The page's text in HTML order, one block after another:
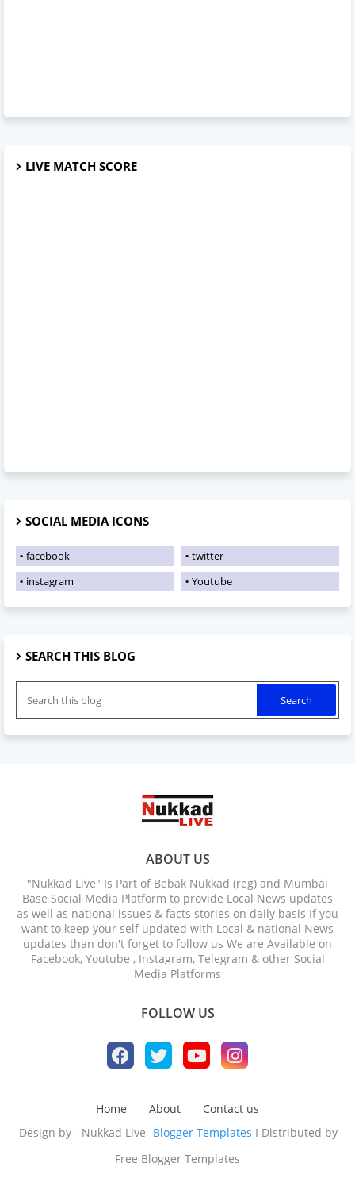
LIVE MATCH SCORE
SOCIAL MEDIA ICONS
facebook
twitter
instagram
Youtube
SEARCH THIS BLOG
ABOUT US
"Nukkad Live" Is Part of Bebak Nukkad (reg) and Mumbai
Base Social Media Platform to provide Local News updates
as well as national issues & facts stories on daily basis If you
want to keep your self updated with Local & national News
updates than don't forget to follow us We are Available on
Facebook, Youtube , Instagram, Telegram & other Social
Media Platforms
FOLLOW US
Home About
Contact us
Design by - Nukkad Live- Blogger Templates I Distributed by
Free Blogger Templates